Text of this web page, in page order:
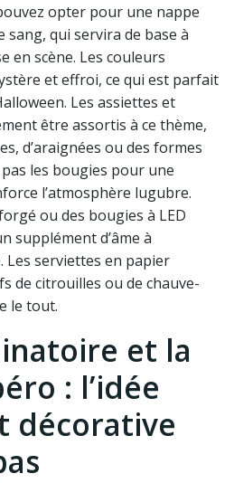
opter pour une nappe
qui servira de base à
en scène. Les couleurs
et effroi, ce qui est parfait
Les assiettes et
être assortis à ce thème,
d’araignées ou des formes
les bougies pour une
l’atmosphère lugubre.
ou des bougies à LED
supplément d’âme à
Les serviettes en papier
de citrouilles ou de chauve-
le tout.
et la
: l’idée
décorative